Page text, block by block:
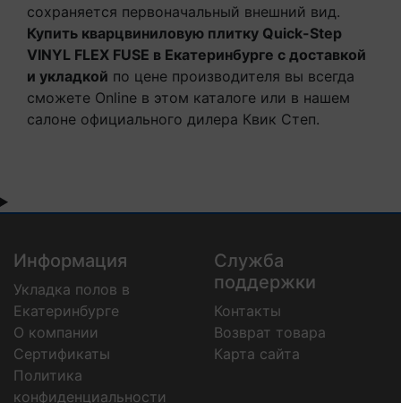
сохраняется первоначальный внешний вид.
Купить кварцвиниловую плитку Quick-Step
VINYL FLEX FUSE в Екатеринбурге с доставкой
и укладкой по цене производителя вы всегда
сможете Online в этом каталоге или в нашем
салоне официального дилера Квик Степ.
Информация
Укладка полов в
Екатеринбурге
О компании
Сертификаты
Политика
конфиденциальности
Служба
поддержки
Контакты
Возврат товара
Карта сайта